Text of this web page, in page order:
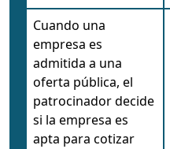
Cuando una
empresa es
admitida a una
oferta pública, el
patrocinador decide
si la empresa es
apta para cotizar